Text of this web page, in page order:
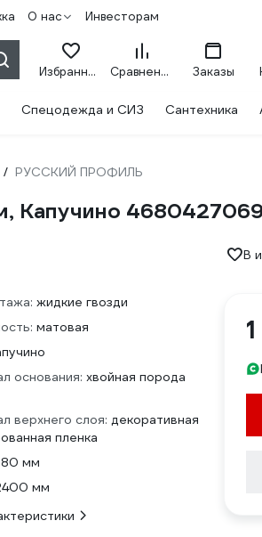
О нас Инвесторам
Избранное Сравнение Заказы
Спецодежда и СИЗ Сантехника
/ РУССКИЙ ПРОФИЛЬ
Капучино
В
жидкие гвозди
матовая
основания: хвойная порода
верхнего слоя: декоративная
пленка
80 мм
мм